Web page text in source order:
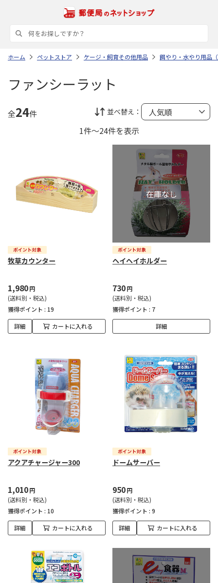
ホーム ペットストア ケージ・飼育その他用品 餌やり・水やり用品
ファンシーラット
全24件 並べ替え：
1件～24件を表示
牧草カウンター
1,980円
(送料別・税込)
獲得ポイント : 19
詳細 カートに入れる
ヘイヘイホルダー
730円
(送料別・税込)
獲得ポイント : 7
詳細
アクアチャージャー300
1,010円
(送料別・税込)
獲得ポイント : 10
詳細 カートに入れる
ドームサーバー
950円
(送料別・税込)
獲得ポイント : 9
詳細 カートに入れる